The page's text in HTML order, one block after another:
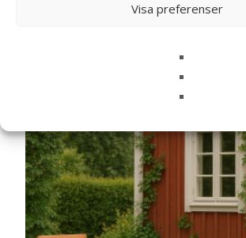
Visa preferenser
Relaterade produkter